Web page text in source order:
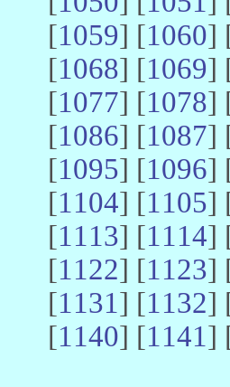
[1059] [1060]
[1068] [1069]
[1077] [1078]
[1086] [1087]
[1095] [1096]
[1104] [1105]
[1113] [1114]
[1122] [1123]
[1131] [1132]
[1140] [1141]